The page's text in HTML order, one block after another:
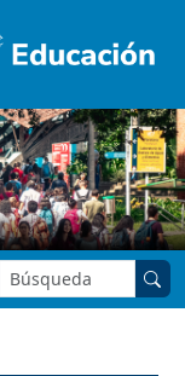
Buscar en el sitio: